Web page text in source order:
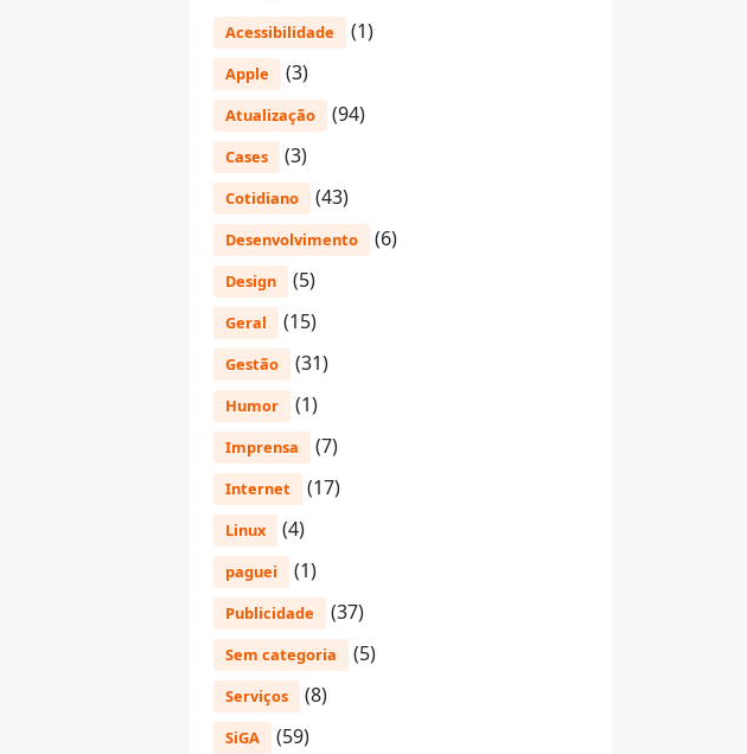
Acessibilidade (1)
Apple (3)
Atualização (94)
Cases (3)
Cotidiano (43)
Desenvolvimento (6)
Design (5)
Geral (15)
Gestão (31)
Humor (1)
Imprensa (7)
Internet (17)
Linux (4)
paguei (1)
Publicidade (37)
Sem categoria (5)
Serviços (8)
SiGA (59)